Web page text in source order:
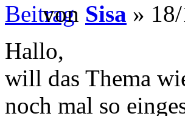
von Sisa »
Hallo,
will das Thema
noch mal so